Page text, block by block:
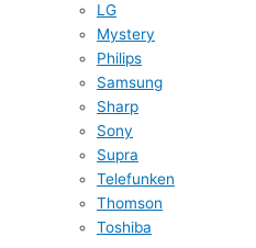
LG
Mystery
Philips
Samsung
Sharp
Sony
Supra
Telefunken
Thomson
Toshiba